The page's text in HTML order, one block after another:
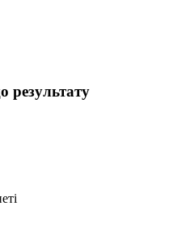
результату